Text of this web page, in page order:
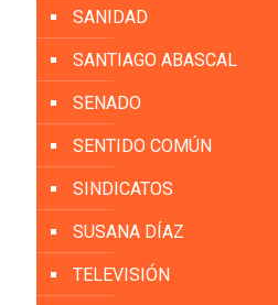
SANIDAD
SANTIAGO ABASCAL
SENADO
SENTIDO COMÚN
SINDICATOS
SUSANA DÍAZ
TELEVISIÓN